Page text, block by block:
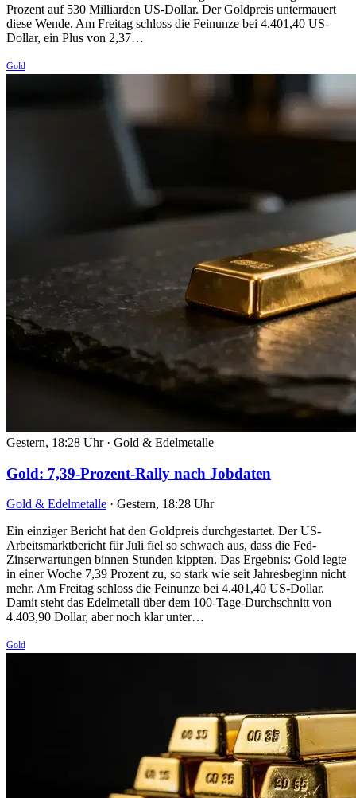
Prozent auf 530 Milliarden US-Dollar. Der Goldpreis untermauert
diese Wende. Am Freitag schloss die Feinunze bei 4.401,40 US-
Dollar, ein Plus von 2,37…
Gold
Gestern, 18:28 Uhr · Gold & Edelmetalle
Gold: 7,39-Prozent-Rally nach Jobdaten
Gold & Edelmetalle · Gestern, 18:28 Uhr
Ein einziger Bericht hat den Goldpreis durchgestartet. Der US-
Arbeitsmarktbericht für Juli fiel so schwach aus, dass die Fed-
Zinserwartungen binnen Stunden kippten. Das Ergebnis: Gold legte
in einer Woche 7,39 Prozent zu, so stark wie seit Jahresbeginn nicht
mehr. Am Freitag schloss die Feinunze bei 4.401,40 US-Dollar.
Damit steht das Edelmetall über dem 100-Tage-Durchschnitt von
4.403,90 Dollar, aber noch klar unter…
Gold